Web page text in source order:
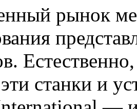
рынок
станки и